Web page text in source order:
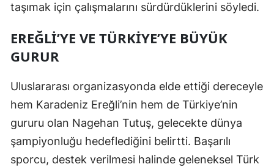
taşımak için çalışmalarını sürdürdüklerini söyledi.
EREĞLI’YE VE TÜRKIYE’YE BÜYÜK
GURUR
Uluslararası organizasyonda elde ettiği dereceyle
hem Karadeniz Ereğli’nin hem de Türkiye’nin
gururu olan Nagehan Tutuş, gelecekte dünya
şampiyonluğu hedeflediğini belirtti. Başarılı
sporcu, destek verilmesi halinde geleneksel Türk